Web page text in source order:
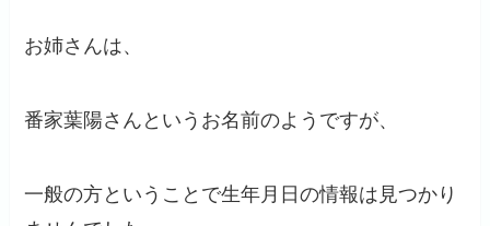
お姉さんは、
番家葉陽さんというお名前のようですが、
一般の方ということで生年月日の情報は見つかり